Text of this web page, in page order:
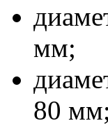
мм;
80 мм;